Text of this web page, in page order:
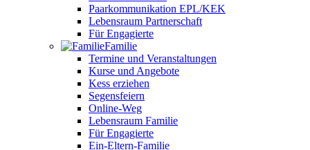
Paarkommunikation EPL/KEK
Lebensraum Partnerschaft
Für Engagierte
Familie
Termine und Veranstaltungen
Kurse und Angebote
Kess erziehen
Segensfeiern
Online-Weg
Lebensraum Familie
Für Engagierte
Ein-Eltern-Familie